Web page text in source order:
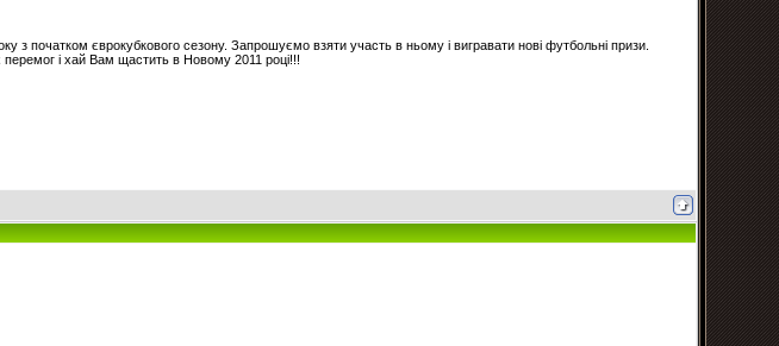
з початком єврокубкового сезону. Запрошуємо взяти участь в ньому і вигравати нові футбольні призи.
і хай Вам щастить в Новому 2011 році!!!